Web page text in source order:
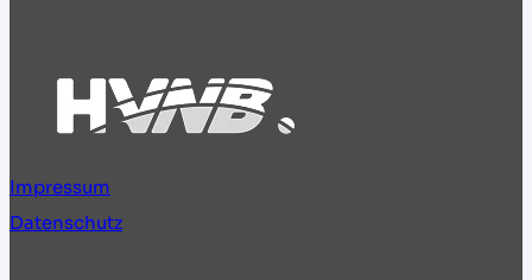
Impressum
Datenschutz